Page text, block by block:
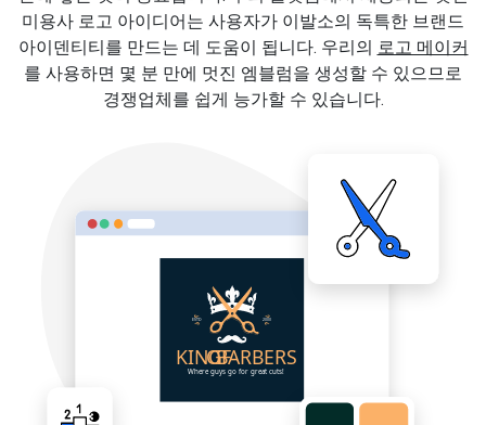
미용사 로고 아이디어는 사용자가 이발소의 독특한 브랜드
아이덴티티를 만드는 데 도움이 됩니다. 우리의 로고 메이커
를 사용하면 몇 분 만에 멋진 엠블럼을 생성할 수 있으므로
경쟁업체를 쉽게 능가할 수 있습니다.